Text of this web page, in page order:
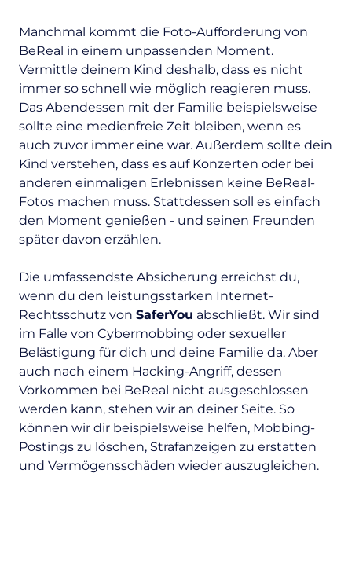
Manchmal kommt die Foto-Aufforderung von
BeReal in einem unpassenden Moment.
Vermittle deinem Kind deshalb, dass es nicht
immer so schnell wie möglich reagieren muss.
Das Abendessen mit der Familie beispielsweise
sollte eine medienfreie Zeit bleiben, wenn es
auch zuvor immer eine war. Außerdem sollte dein
Kind verstehen, dass es auf Konzerten oder bei
anderen einmaligen Erlebnissen keine BeReal-
Fotos machen muss. Stattdessen soll es einfach
den Moment genießen - und seinen Freunden
später davon erzählen.
Die umfassendste Absicherung erreichst du,
wenn du den leistungsstarken Internet-
Rechtsschutz von SaferYou abschließt. Wir sind
im Falle von Cybermobbing oder sexueller
Belästigung für dich und deine Familie da. Aber
auch nach einem Hacking-Angriff, dessen
Vorkommen bei BeReal nicht ausgeschlossen
werden kann, stehen wir an deiner Seite. So
können wir dir beispielsweise helfen, Mobbing-
Postings zu löschen, Strafanzeigen zu erstatten
und Vermögensschäden wieder auszugleichen.